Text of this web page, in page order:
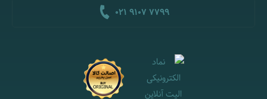
021 9107 7799